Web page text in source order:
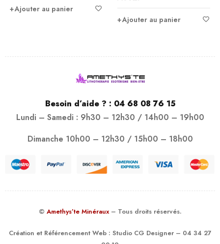
Ajouter au panier
Ajouter au panier
Besoin d’aide ? : 04 68 08 76 15
Lundi – Samedi : 9h30 – 12h30 / 14h00 – 19h00
Dimanche 10h00 – 12h30 / 15h00 – 18h00
© Amethys’te Minéraux – Tous droits réservés.
Création et Référencement Web : Studio CG Designer– 04 34 27